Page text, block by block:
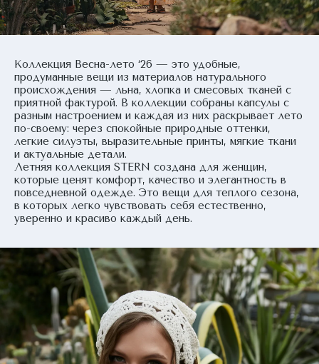
Коллекция Весна-лето ‘26 — это удобные,
продуманные вещи из материалов натурального
происхождения — льна, хлопка и смесовых тканей с
приятной фактурой. В коллекции собраны капсулы с
разным настроением и каждая из них раскрывает лето
по-своему: через спокойные природные оттенки,
легкие силуэты, выразительные принты, мягкие ткани
и актуальные детали.
Летняя коллекция STERN создана для женщин,
которые ценят комфорт, качество и элегантность в
повседневной одежде. Это вещи для теплого сезона,
в которых легко чувствовать себя естественно,
уверенно и красиво каждый день.